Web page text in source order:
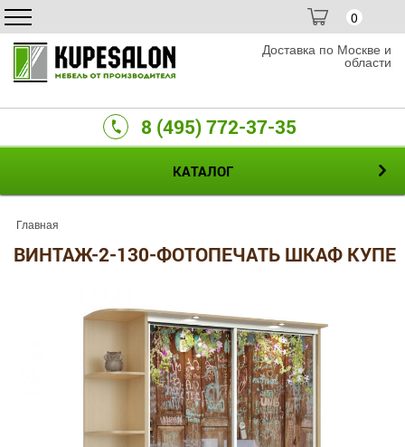
0
Доставка по Москве и
области
8 (495) 772-37-35
КАТАЛОГ
Главная
ВИНТАЖ-2-130-ФОТОПЕЧАТЬ ШКАФ КУПЕ